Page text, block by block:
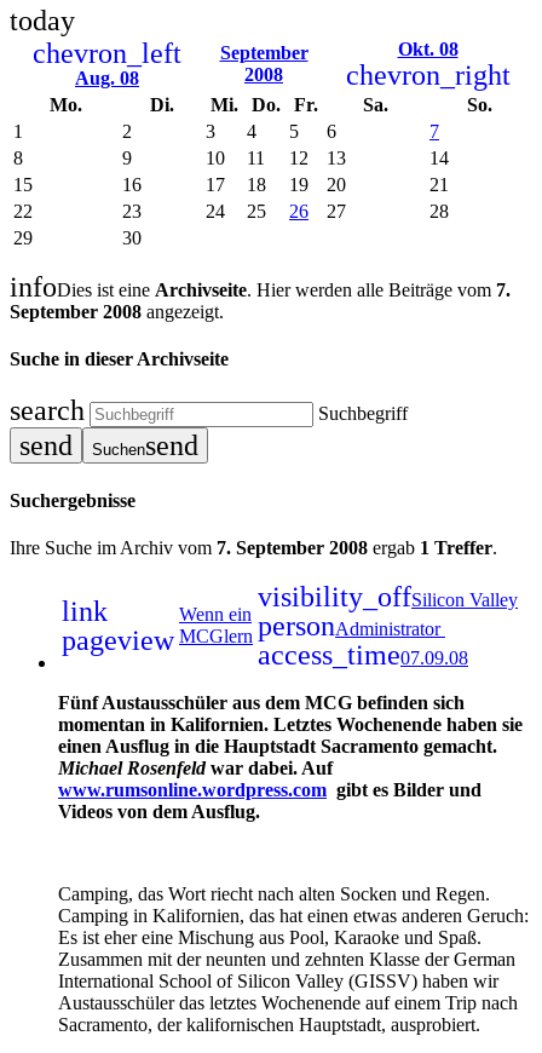
today
chevron_left
Aug. 08
September
2008
Okt. 08
chevron_right
Mo. Di. Mi. Do. Fr. Sa.
So.
1
2 3 4 5 6
7
8
9 10 11 12 13
14
15
16 17 18 19 20
21
22
23 24 25 26 27
28
29
30
infoDies ist eine Archivseite. Hier werden alle Beiträge vom 7.
September 2008 angezeigt.
Suche in dieser Archivseite
search Suchbegriff
send Suchensend
Suchergebnisse
Ihre Suche im Archiv vom 7. September 2008 ergab 1 Treffer.
link
pageview
Wenn ein
MCGlern
visibility_offSilicon Valley
personAdministrator
access_time07.09.08
Fünf Austausschüler aus dem MCG befinden sich
momentan in Kalifornien. Letztes Wochenende haben sie
einen Ausflug in die Hauptstadt Sacramento gemacht.
Michael Rosenfeldwar dabei. Auf
www.rumsonline.wordpress.com gibt es Bilder und
Videos von dem Ausflug.
Camping, das Wort riecht nach alten Socken und Regen.
Camping in Kalifornien, das hat einen etwas anderen Geruch:
Es ist eher eine Mischung aus Pool, Karaoke und Spaß.
Zusammen mit der neunten und zehnten Klasse der German
International School of Silicon Valley (GISSV) haben wir
Austausschüler das letztes Wochenende auf einem Trip nach
Sacramento, der kalifornischen Hauptstadt, ausprobiert.